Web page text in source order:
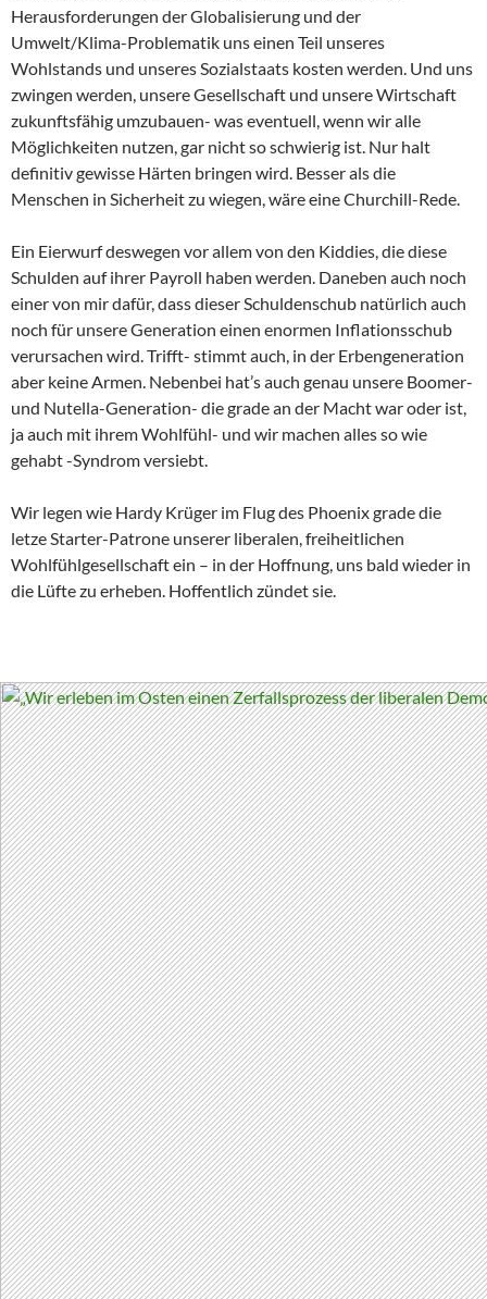
Herausforderungen der Globalisierung und der
Umwelt/Klima-Problematik uns einen Teil unseres
Wohlstands und unseres Sozialstaats kosten werden. Und uns
zwingen werden, unsere Gesellschaft und unsere Wirtschaft
zukunftsfähig umzubauen- was eventuell, wenn wir alle
Möglichkeiten nutzen, gar nicht so schwierig ist. Nur halt
definitiv gewisse Härten bringen wird. Besser als die
Menschen in Sicherheit zu wiegen, wäre eine Churchill-Rede.
Ein Eierwurf deswegen vor allem von den Kiddies, die diese
Schulden auf ihrer Payroll haben werden. Daneben auch noch
einer von mir dafür, dass dieser Schuldenschub natürlich auch
noch für unsere Generation einen enormen Inflationsschub
verursachen wird. Trifft- stimmt auch, in der Erbengeneration
aber keine Armen. Nebenbei hat’s auch genau unsere Boomer-
und Nutella-Generation- die grade an der Macht war oder ist,
ja auch mit ihrem Wohlfühl- und wir machen alles so wie
gehabt -Syndrom versiebt.
Wir legen wie Hardy Krüger im Flug des Phoenix grade die
letze Starter-Patrone unserer liberalen, freiheitlichen
Wohlfühlgesellschaft ein – in der Hoffnung, uns bald wieder in
die Lüfte zu erheben. Hoffentlich zündet sie.